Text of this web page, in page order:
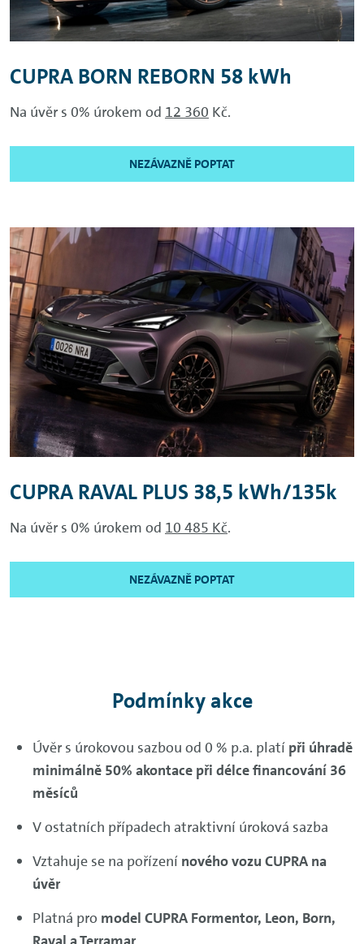
CUPRA BORN REBORN 58 kWh
Na úvěr s 0% úrokem od 12 360 Kč.
NEZÁVAZNĚ POPTAT
CUPRA RAVAL PLUS 38,5 kWh/135k
Na úvěr s 0% úrokem od 10 485 Kč.
NEZÁVAZNĚ POPTAT
Podmínky akce
Úvěr s úrokovou sazbou od 0 % p.a. platí při úhradě
minimálně 50% akontace při délce financování 36
měsíců
V ostatních případech atraktivní úroková sazba
Vztahuje se na pořízení nového vozu CUPRA na
úvěr
Platná pro model CUPRA Formentor, Leon, Born,